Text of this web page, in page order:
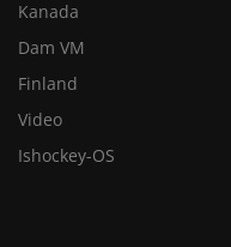
Kanada
Dam VM
Finland
Video
Ishockey-OS